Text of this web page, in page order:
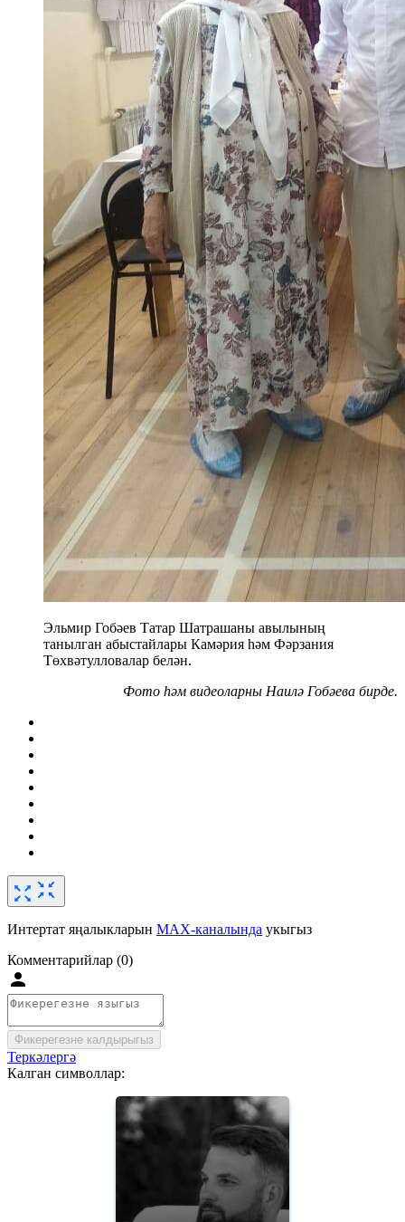
Эльмир Гобәев Татар Шатрашаны авылының
танылган абыстайлары Камәрия һәм Фәрзания
Төхвәтулловалар белән.
Фото һәм видеоларны Наилә Гобәева бирде.
Интертат яңалыкларын MAX-каналында укыгыз
Комментарийлар (0)
Фикерегезне калдырыгыз
Теркәлергә
Калган символлар: